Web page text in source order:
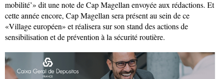
mobilité’» dit une note de Cap Magellan envoyée aux rédactions. Et
cette année encore, Cap Magellan sera présent au sein de ce
«Village européen» et réalisera sur son stand des actions de
sensibilisation et de prévention à la sécurité routière.